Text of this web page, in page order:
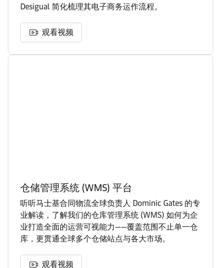
Desigual 简化梳理其电子商务运作流程。
观看视频
仓储管理系统 (WMS) 平台
听听马士基合同物流全球负责人 Dominic Gates 的专
业解读，了解我们的仓库管理系统 (WMS) 如何为企
业打造全面的运营可视能力——覆盖范围不止单一仓
库，更贯通全球多个仓储站点与各大市场。
观看视频